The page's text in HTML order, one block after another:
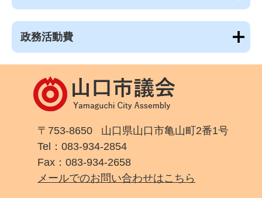
政務活動費
〒753-8650
山口県山口市亀山町2番1号
Tel：083-934-2854
Fax：083-934-2658
メールでのお問い合わせはこちら